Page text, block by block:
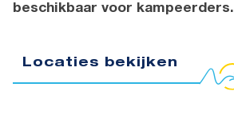
beschikbaar voor kampeerders.
Locaties bekijken